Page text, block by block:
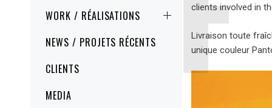
WORK / RÉALISATIONS
NEWS / PROJETS RÉCENTS
CLIENTS
MEDIA
clients involved in
Livraison toute
unique couleur